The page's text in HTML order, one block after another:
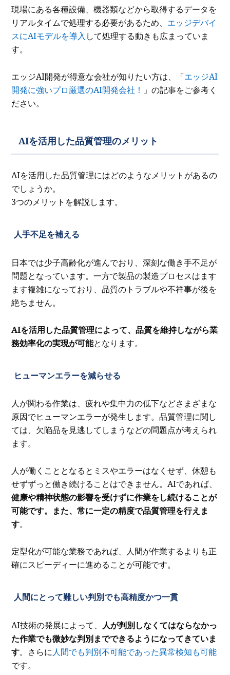
現場にある各種設備、機器類などから取得するデータを
リアルタイムで処理する必要があるため、 エッジデバイ
スにAIモデルを導入 して処理する動きも広まっていま
す。
エッジAI開発が得意な会社が知りたい方は、「エッジAI
開発に強いプロ厳選のAI開発会社！ 」の記事をご参考く
ださい。
AIを活用した品質管理のメリット
AIを活用した品質管理にはどのようなメリットがあるの
でしょうか。
3つのメリットを解説します。
人手不足を補える
日本では少子高齢化が進んでおり、深刻な働き手不足が
問題となっています。一方で製品の製造プロセスはます
ます複雑になっており、品質のトラブルや不祥事が後を
絶ちません。
AIを活用した品質管理によって、品質を維持しながら業
務効率化の実現が可能となります。
ヒューマンエラーを減らせる
人が関わる作業は、疲れや集中力の低下などさまざまな
原因でヒューマンエラーが発生します。品質管理に関し
ては、欠陥品を見逃してしまうなどの問題点が考えられ
ます。
人が働くこととなるとミスやエラーはなくせず、休憩も
せずずっと働き続けることはできません。AIであれば、
健康や精神状態の影響を受けずに作業をし続けることが
可能です。また、常に一定の精度で品質管理を行えま
す。
定型化が可能な業務であれば、人間が作業するよりも正
確にスピーディーに進めることが可能です。
人間にとって難しい判別でも高精度かつ一貫
AI技術の発展によって、 人が判別しなくてはならなかっ
た作業でも微妙な判別までできるようになってきていま
す。さらに人間でも判別不可能であった異常検知も可能
です。